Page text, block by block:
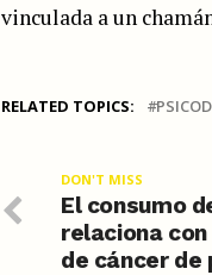
vinculada a un
RELATED TOPICS:
DON'T MISS
El consumo
relaciona
de cáncer